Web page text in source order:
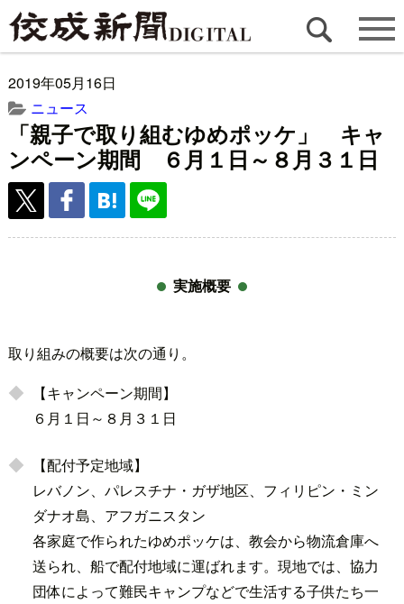
2019年05月16日
ニュース
「親子で取り組むゆめポッケ」 キャ
ンペーン期間 ６月１日～８月３１日
実施概要
取り組みの概要は次の通り。
【キャンペーン期間】
６月１日～８月３１日
【配付予定地域】
レバノン、パレスチナ・ガザ地区、フィリピン・ミン
ダナオ島、アフガニスタン
各家庭で作られたゆめポッケは、教会から物流倉庫へ
送られ、船で配付地域に運ばれます。現地では、協力
団体によって難民キャンプなどで生活する子供たち一